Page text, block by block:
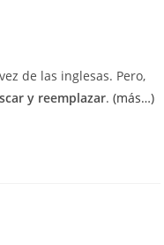
de las inglesas. Pero,
y reemplazar. (más…)